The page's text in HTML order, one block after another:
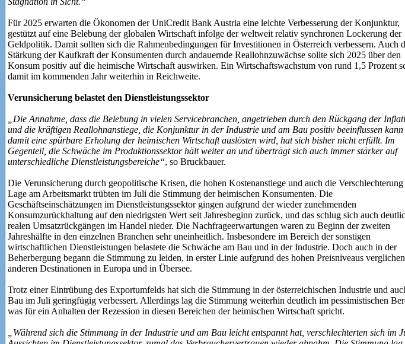
Für 2025 erwarten die Ökonomen der UniCredit Bank Austria eine leichte Verbesserung der Konjunktur,
gestützt auf eine Belebung der globalen Wirtschaft infolge der weltweit relativ synchronen Lockerung der
Geldpolitik. Damit sollten sich die Rahmenbedingungen für Investitionen in Österreich verbessern. Auch
Stärkung der Kaufkraft der Konsumenten durch andauernde Reallohnzuwächse sollte sich 2025 über den
Konsum positiv auf die heimische Wirtschaft auswirken. Ein Wirtschaftswachstum von rund 1,5 Prozent
damit im kommenden Jahr weiterhin in Reichweite.
Verunsicherung belastet den Dienstleistungssektor
„Die Annahme, dass die Belebung in vielen Servicebranchen, angetrieben durch den Rückgang der
und die kräftigen Reallohnanstiege, die Konjunktur in der Industrie und am Bau positiv beeinflussen
damit eine spürbare Erholung der heimischen Wirtschaft auslösten wird, hat sich bisher nicht erfüllt. Im
Gegenteil, die Schwäche im Produktionssektor hält weiter an und überträgt sich auch immer stärker auf
unterschiedliche Dienstleistungsbereiche“, so Bruckbauer.
Die Verunsicherung durch geopolitische Krisen, die hohen Kostenanstiege und auch die Verschlechterung
Lage am Arbeitsmarkt trübten im Juli die Stimmung der heimischen Konsumenten. Die
Geschäftseinschätzungen im Dienstleistungssektor gingen aufgrund der wieder zunehmenden
Konsumzurückhaltung auf den niedrigsten Wert seit Jahresbeginn zurück, und das schlug sich auch
realen Umsatzrückgängen im Handel nieder. Die Nachfrageerwartungen waren zu Beginn der zweiten
Jahreshälfte in den einzelnen Branchen sehr uneinheitlich. Insbesondere im Bereich der sonstigen
wirtschaftlichen Dienstleistungen belastete die Schwäche am Bau und in der Industrie. Doch auch in der
Beherbergung begann die Stimmung zu leiden, in erster Linie aufgrund des hohen Preisniveaus
anderen Destinationen in Europa und in Übersee.
Trotz einer Eintrübung des Exportumfelds hat sich die Stimmung in der österreichischen Industrie und
Bau im Juli geringfügig verbessert. Allerdings lag die Stimmung weiterhin deutlich im pessimistischen
was für ein Anhalten der Rezession in diesen Bereichen der heimischen Wirtschaft spricht.
„Während sich die Stimmung in der Industrie und am Bau leicht entspannt hat, verschlechterten sich im